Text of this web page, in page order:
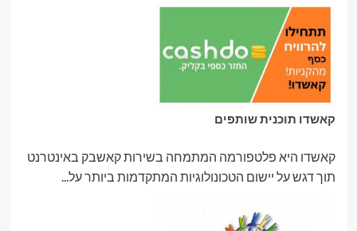
קאשדו תוכנית שותפים
קאשדו היא פלטפורמה המתמחה בשירות קאשבק באינטרנט
תוך דגש על יישום הטכונולוגיות המתקדמות ביותר על...